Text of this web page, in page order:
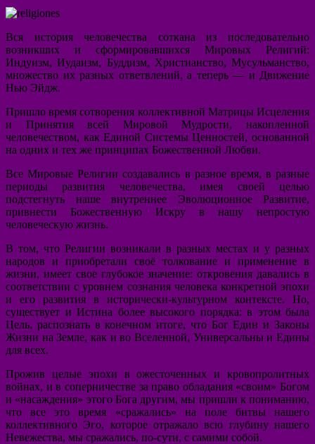
Вся история человечества соткана из последовательно
возникших и сформировавшихся Мировых Религий:
Индуизм, Иудаизм, Буддизм, Христианство, Мусульманство,
множество их разных ответвлений, а теперь — и Движение
Нью Эйдж.
Пришло время сотворения коллективной Матрицы Исцеления
и Принятия всей Мировой Мудрости, накопленной
человечеством, как Единой Системы Ценностей, основанной
на одних и тех же принципах Божественной Любви.
Все Мировые Религии создавались в разное время, в разные
периоды развития человечества, имея своей целью
подстегнуть наше внутреннее Эволюционное Развитие,
привнести Божественную Искру в нашу непростую
человеческую жизнь.
В том, что Религии возникали в разных местах и у разных
народов и приобретали своё толкование и применение в
жизни, имеет свое глубокое значение: откровения давались в
соответствии с уровнем сознания человека конкретной эпохи
и его развития в исторически-культурном контексте. Но,
существует и Истина более высокого порядка: в этом была
Цель, распознать в конечном итоге, что Бог Един и Законы
Жизни на Земле, как и во Вселенной, Универсальны и Едины
для всех.
Прожив целые эпохи в ожесточенных и кровопролитных
войнах, и в соперничестве за право обладания «своим» Богом
и «насаждения» этого Бога другим, мы пришли к пониманию,
что все это время «сражались» на поле битвы нашего
коллективного Эго, которое отражало всю глубину нашего
Невежества, мы сражались, по-сути, с самими собой.